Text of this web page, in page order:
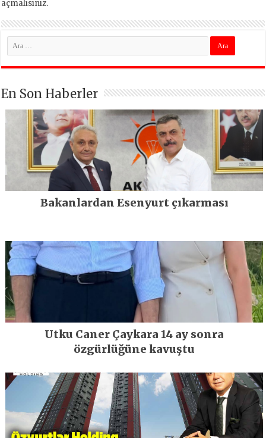
açmalısınız.
En Son Haberler
Bakanlardan Esenyurt çıkarması
Utku Caner Çaykara 14 ay sonra
özgürlüğüne kavuştu